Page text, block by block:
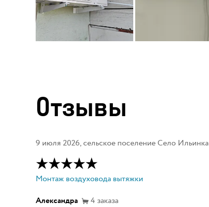
Отзывы
9 июля 2026,сельское поселение Село Ильинка
Монтаж воздуховода вытяжки
Александра
4 заказа